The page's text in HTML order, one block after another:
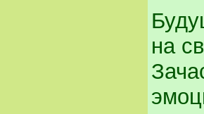
на